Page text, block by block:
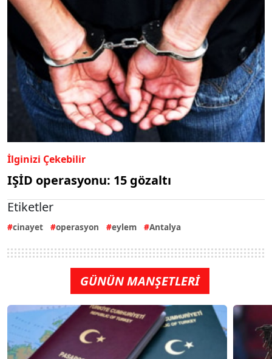
İlginizi Çekebilir
IŞİD operasyonu: 15 gözaltı
Etiketler
cinayet operasyon eylem Antalya
GÜNÜN MANŞETLERİ